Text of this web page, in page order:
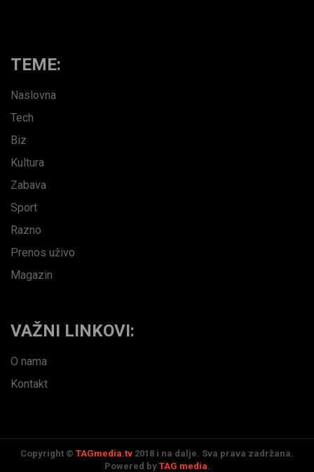
TEME:
Naslovna
Tech
Biz
Kultura
Zabava
Sport
Razno
Prenos uživo
Magazin
VAŽNI LINKOVI:
O nama
Kontakt
Copyright © TAGmedia.tv 2018 i na dalje. Sva prava zadržana.
Powered by TAG media.